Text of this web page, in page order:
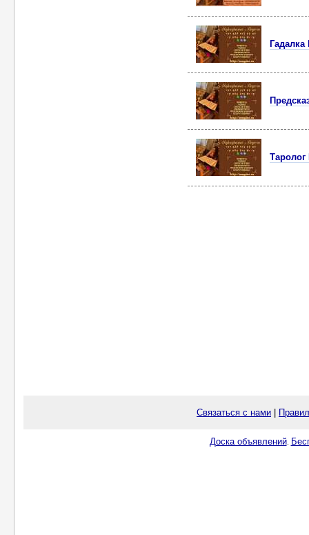
Связаться с нами
Доска объявлений.